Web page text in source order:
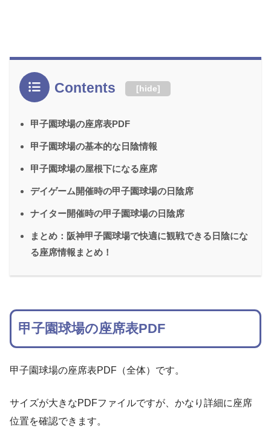
Contents [hide]
甲子園球場の座席表PDF
甲子園球場の基本的な日陰情報
甲子園球場の屋根下になる座席
デイゲーム開催時の甲子園球場の日陰席
ナイター開催時の甲子園球場の日陰席
まとめ：阪神甲子園球場で快適に観戦できる日陰にな
る座席情報まとめ！
甲子園球場の座席表PDF
甲子園球場の座席表PDF（全体）です。
サイズが大きなPDFファイルですが、かなり詳細に座席
位置を確認できます。